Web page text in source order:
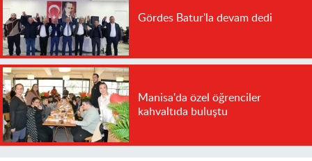
Gördes Batur'la devam dedi
Manisa'da özel öğrenciler
kahvaltıda buluştu